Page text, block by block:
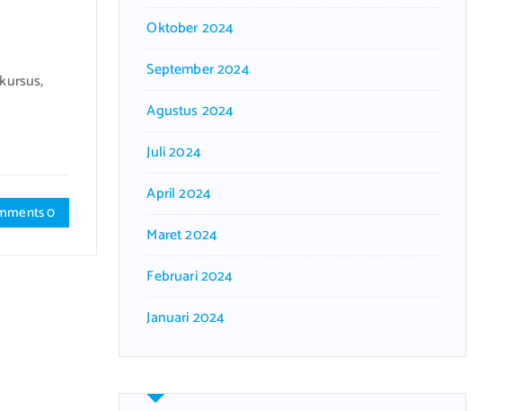
0
Oktober 2024
September 2024
Agustus 2024
Juli 2024
April 2024
Maret 2024
Februari 2024
Januari 2024